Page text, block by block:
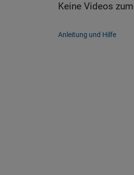
Keine Videos
Anleitung und Hilfe